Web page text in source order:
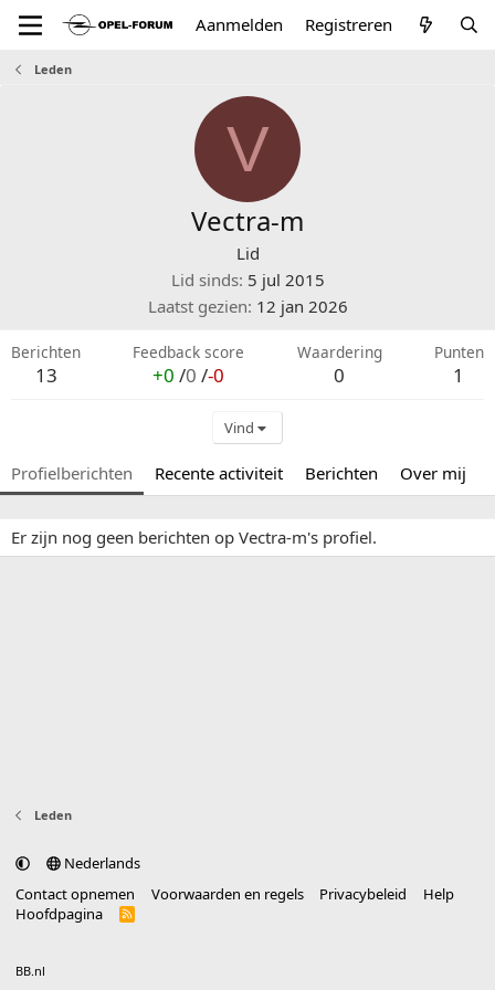
Aanmelden Registreren
Leden
V
Vectra-m
Lid
Lid sinds 5 jul 2015
Laatst gezien 12 jan 2026
Berichten
13
Feedback score
+0 /0 /-0
Waardering
0
Punten
1
Vind
Profielberichten Recente activiteit Berichten Over mij
Er zijn nog geen berichten op Vectra-m's profiel.
Leden
Nederlands
Contact opnemen
Voorwaarden en regels Privacybeleid
Help
Hoofdpagina
R
BB.nl